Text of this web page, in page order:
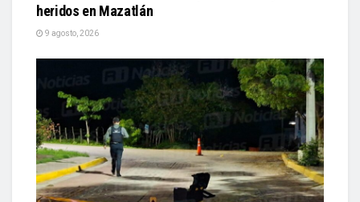
heridos en Mazatlán
9 agosto, 2026